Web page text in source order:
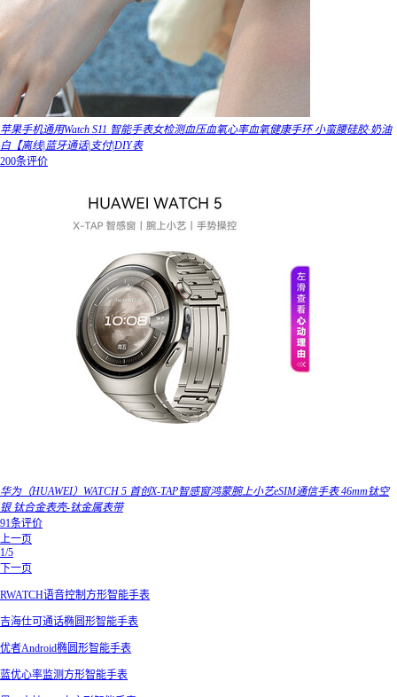
苹果手机通用Watch S11 智能手表女检测血压血氧心率血氧健康手环 小蛮腰硅胶·奶油
白【离线|蓝牙通话|支付|DIY表
200条评价
华为（HUAWEI）WATCH 5 首创X-TAP智感窗鸿蒙腕上小艺eSIM通信手表 46mm钛空
银 钛合金表壳-钛金属表带
91条评价
上一页
1/5
下一页
RWATCH语音控制方形智能手表
吉海仕可通话椭圆形智能手表
优者Android椭圆形智能手表
蓝优心率监测方形智能手表